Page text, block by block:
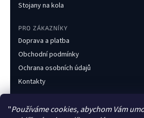
"Používáme cookies, abychom Vám
Stojany na kola
PRO ZÁKAZNÍKY
Doprava a platba
Obchodní podmínky
Ochrana osobních údajů
Kontakty